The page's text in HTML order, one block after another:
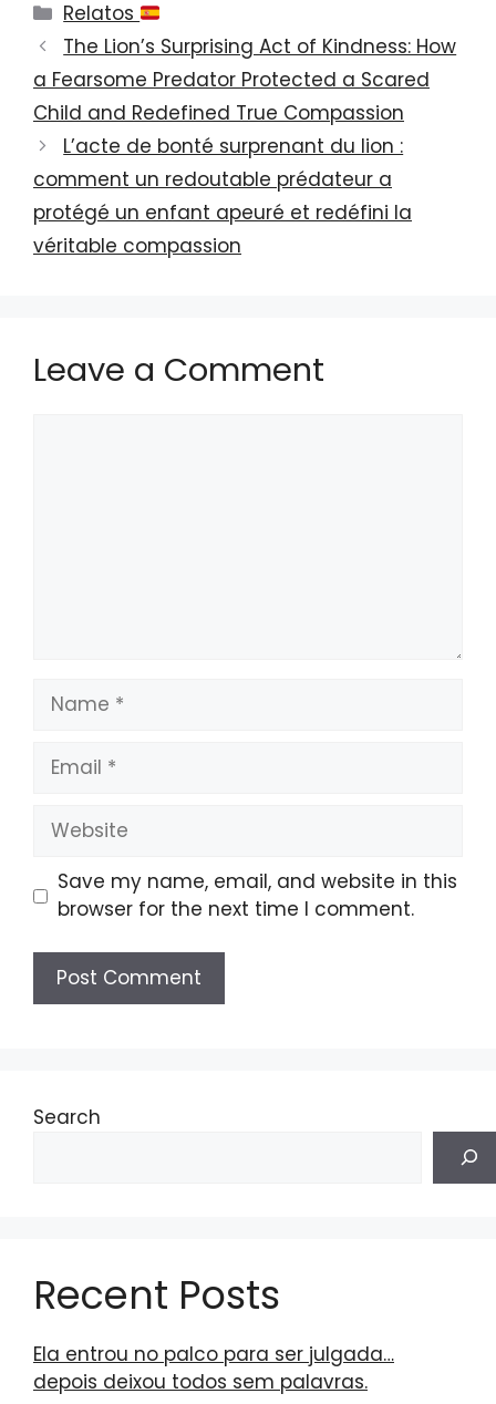
Categories
Relatos
The Lion’s Surprising Act of Kindness: How
a Fearsome Predator Protected a Scared
Child and Redefined True Compassion
L’acte de bonté surprenant du lion :
comment un redoutable prédateur a
protégé un enfant apeuré et redéfini la
véritable compassion
Leave a Comment
Name
Email
Website
Save my name, email, and website in this
browser for the next time I comment.
Search
Recent Posts
Ela entrou no palco para ser julgada…
depois deixou todos sem palavras.